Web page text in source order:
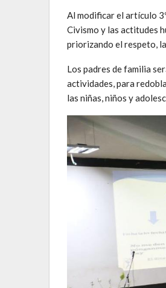
Al modificar el artículo
Civismo y las actitudes
priorizando el respeto,
Los padres de familia
actividades, para
las niñas, niños y